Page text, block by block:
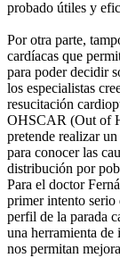
probado útiles y
Por otra parte,
cardíacas que
para poder decidir
los especialistas
resucitación
OHSCAR (Out of
pretende realizar
para conocer las
distribución por
Para el doctor
primer intento serio
perfil de la parada
una herramienta de
nos permitan